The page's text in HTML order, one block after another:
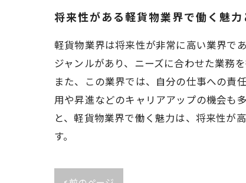
将来性がある軽貨物業界で働く魅力
軽貨物業界は将来性が非常に高い業界で
ジャンルがあり、ニーズに合わせた業務
また、この業界では、自分の仕事への責
用や昇進などのキャリアアップの機会も
と、軽貨物業界で働く魅力は、将来性が
す。